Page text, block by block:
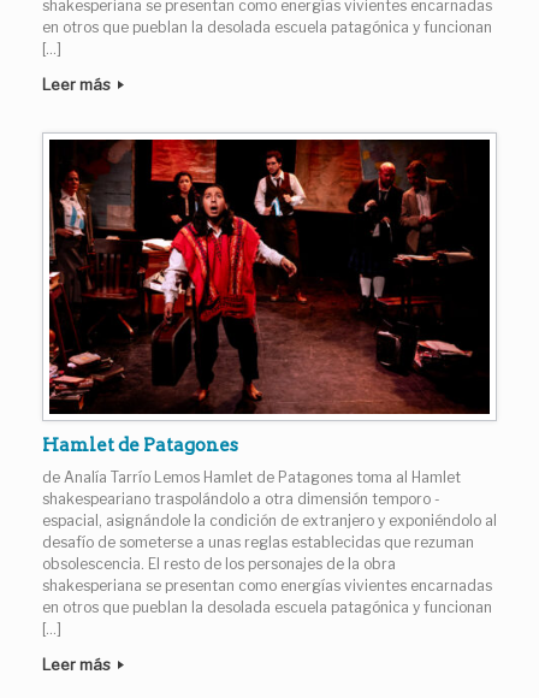
shakesperiana se presentan como energías vivientes encarnadas
en otros que pueblan la desolada escuela patagónica y funcionan
[…]
Leer más
Hamlet de Patagones
de Analía Tarrío Lemos Hamlet de Patagones toma al Hamlet
shakespeariano traspolándolo a otra dimensión temporo -
espacial, asignándole la condición de extranjero y exponiéndolo al
desafío de someterse a unas reglas establecidas que rezuman
obsolescencia. El resto de los personajes de la obra
shakesperiana se presentan como energías vivientes encarnadas
en otros que pueblan la desolada escuela patagónica y funcionan
[…]
Leer más